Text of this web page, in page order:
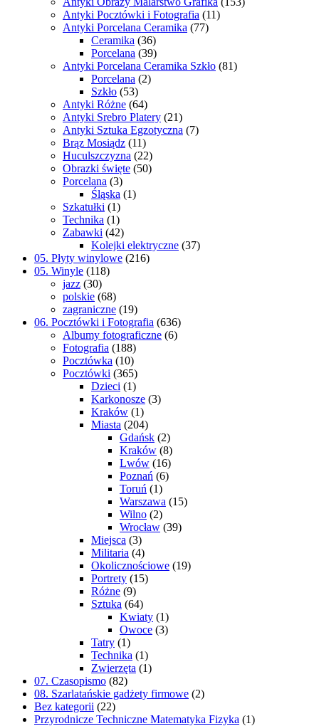
Antyki Pocztówki i Fotografia (11)
Antyki Porcelana Ceramika (77)
Ceramika (36)
Porcelana (39)
Antyki Porcelana Ceramika Szkło (81)
Porcelana (2)
Szkło (53)
Antyki Różne (64)
Antyki Srebro Platery (21)
Antyki Sztuka Egzotyczna (7)
Brąz Mosiądz (11)
Huculszczyzna (22)
Obrazki święte (50)
Porcelana (3)
Śląska (1)
Szkatułki (1)
Technika (1)
Zabawki (42)
Kolejki elektryczne (37)
05. Płyty winylowe (216)
05. Winyle (118)
jazz (30)
polskie (68)
zagraniczne (19)
06. Pocztówki i Fotografia (636)
Albumy fotograficzne (6)
Fotografia (188)
Pocztówka (10)
Pocztówki (365)
Dzieci (1)
Karkonosze (3)
Kraków (1)
Miasta (204)
Gdańsk (2)
Kraków (8)
Lwów (16)
Poznań (6)
Toruń (1)
Warszawa (15)
Wilno (2)
Wrocław (39)
Miejsca (3)
Militaria (4)
Okolicznościowe (19)
Portrety (15)
Różne (9)
Sztuka (64)
Kwiaty (1)
Owoce (3)
Tatry (1)
Technika (1)
Zwierzęta (1)
07. Czasopismo (82)
08. Szarlatańskie gadżety firmowe (2)
Bez kategorii (22)
Przyrodnicze Techniczne Matematyka Fizyka (1)